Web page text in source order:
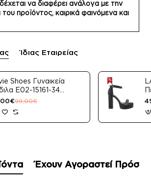
να διαφέρει ανάλογα με την
προϊόντος, καιρικά φαινόμενα και
Ίδιας Εταιρείας
Shoes Γυναικεία
E02-15161-34
Satin
99,00€
Έχουν Αγοραστεί